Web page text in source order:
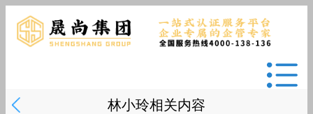
林小玲相关内容